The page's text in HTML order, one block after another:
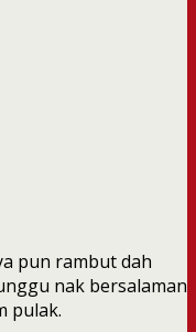
pun rambut dah
nak bersalaman
pulak.